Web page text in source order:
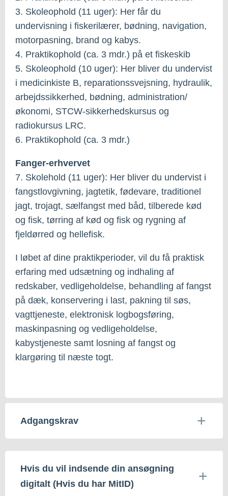
3. Skoleophold (11 uger): Her får du
undervisning i fiskerilærer, bødning, navigation,
motorpasning, brand og kabys.
4. Praktikophold (ca. 3 mdr.) på et fiskeskib
5. Skoleophold (10 uger): Her bliver du undervist
i medicinkiste B, reparationssvejsning, hydraulik,
arbejdssikkerhed, bødning, administration/
økonomi, STCW-sikkerhedskursus og
radiokursus LRC.
6. Praktikophold (ca. 3 mdr.)
Fanger-erhvervet
7. Skolehold (11 uger): Her bliver du undervist i
fangstlovgivning, jagtetik, fødevare, traditionel
jagt, trojagt, sælfangst med båd, tilberede kød
og fisk, tørring af kød og fisk og rygning af
fjeldørred og hellefisk.
I løbet af dine praktikperioder, vil du få praktisk
erfaring med udsætning og indhaling af
redskaber, vedligeholdelse, behandling af fangst
på dæk, konservering i last, pakning til søs,
vagttjeneste, elektronisk logbogsføring,
maskinpasning og vedligeholdelse,
kabystjeneste samt losning af fangst og
klargøring til næste togt.
Adgangskrav
Hvis du vil indsende din ansøgning
digitalt (Hvis du har MitID)